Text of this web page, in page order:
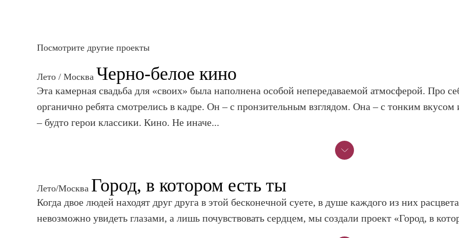
Посмотрите другие проекты
Лето / Москва Черно-белое кино
Эта камерная свадьба для «своих» была наполнена особой непередаваемой атмосферой. Про
органично ребята смотрелись в кадре. Он – с пронзительным взглядом. Она – с тонким
– будто герои классики. Кино. Не иначе...
Лето/Москва Город, в котором есть ты
Когда двое людей находят друг друга в этой бесконечной суете, в душе каждого из них
невозможно увидеть глазами, а лишь почувствовать сердцем, мы создали проект «Город, в